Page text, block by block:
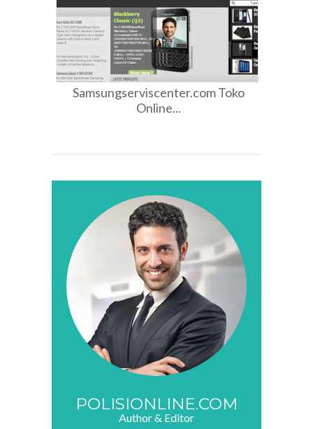
Samsungserviscenter.com Toko
Online...
POLISIONLINE.COM
Author & Editor